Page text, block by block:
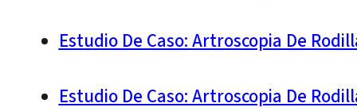
Estudio De Caso: Artroscopia De
Estudio De Caso: Artroscopia De